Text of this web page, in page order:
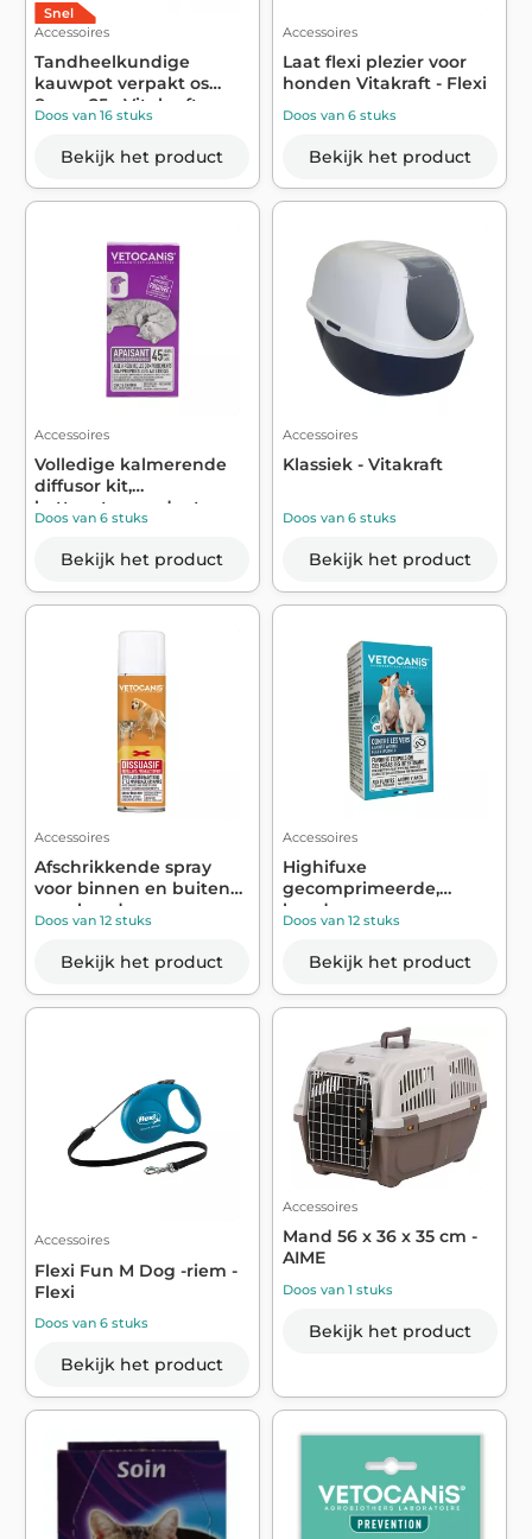
Snel
Accessoires
Tandheelkundige
kauwpot verpakt os
8cm p25 - Vitakraft
Doos van 16 stuks
Bekijk het product
Accessoires
Laat flexi plezier voor
honden Vitakraft - Flexi
Doos van 6 stuks
Bekijk het product
Accessoires
Volledige kalmerende
diffusor kit,
kattenstressreduct...
Doos van 6 stuks
Bekijk het product
Accessoires
Klassiek - Vitakraft
Doos van 6 stuks
Bekijk het product
Accessoires
Afschrikkende spray
voor binnen en buiten
voor honden...
Doos van 12 stuks
Bekijk het product
Accessoires
Highifuxe
gecomprimeerde,
honden- en
kattenzuivering ...
Doos van 12 stuks
Bekijk het product
Accessoires
Flexi Fun M Dog -riem -
Flexi
Doos van 6 stuks
Bekijk het product
Accessoires
Mand 56 x 36 x 35 cm -
AIME
Doos van 1 stuks
Bekijk het product